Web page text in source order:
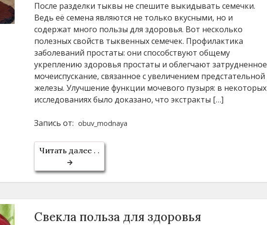
После разделки тыквы не спешите выкидывать семечки.
Ведь её семена являются не только вкусными, но и
содержат много пользы для здоровья. Вот несколько
полезных свойств тыквенных семечек. Профилактика
заболеваний простаты: они способствуют общему
укреплению здоровья простаты и облегчают затрудненное
мочеиспускание, связанное с увеличением предстательной
железы. Улучшение функции мочевого пузыря: в некоторых
исследованиях было доказано, что экстракты […]
Запись от: obuv_modnaya
Читать далее . .
Свекла польза для здоровья